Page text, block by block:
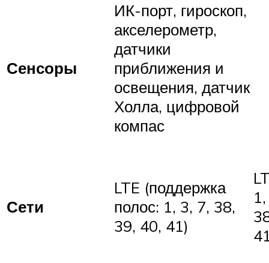
Сенсоры
ИК-порт, гироскоп,
акселерометр,
датчики
приближения и
освещения, датчик
Холла, цифровой
компас
Сети
LTE (поддержка
полос: 1, 3, 7, 38,
39, 40, 41)